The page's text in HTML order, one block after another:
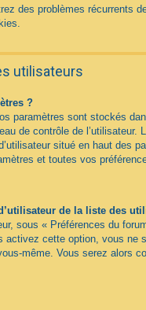
des problèmes récurrents
utilisateurs
?
paramètres sont stockés
de contrôle de l’utilisateur.
situé en haut des
et toutes vos
de la liste des
sous « Préférences du
activez cette option, vous ne
même. Vous serez alors